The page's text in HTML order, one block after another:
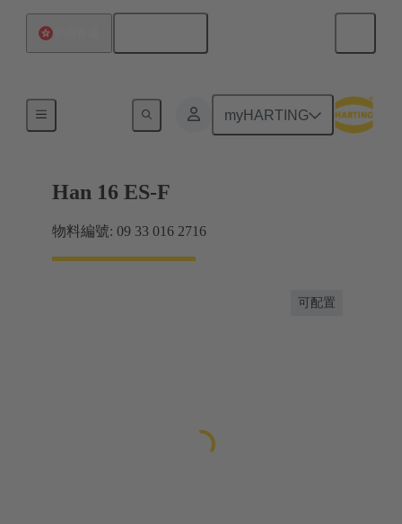
myHARTING
電流高達 16 A
Han 16 ES-F
物料編號: 09 33 016 2716
可配置